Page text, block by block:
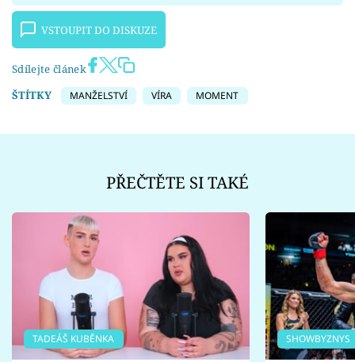
VSTOUPIT DO DISKUZE
Sdílejte článek
ŠTÍTKY
MANŽELSTVÍ VÍRA MOMENT
PŘEČTĚTE SI TAKÉ
TADEÁŠ KUBĚNKA SHOWBYZNYS